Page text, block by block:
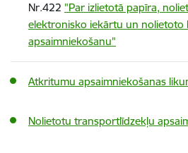
Nr.422 "Par izlietotā papīra,
elektronisko iekārtu un
apsaimniekošanu"
Atkritumu apsaimniekošanas
Nolietotu transportlīdzekļu